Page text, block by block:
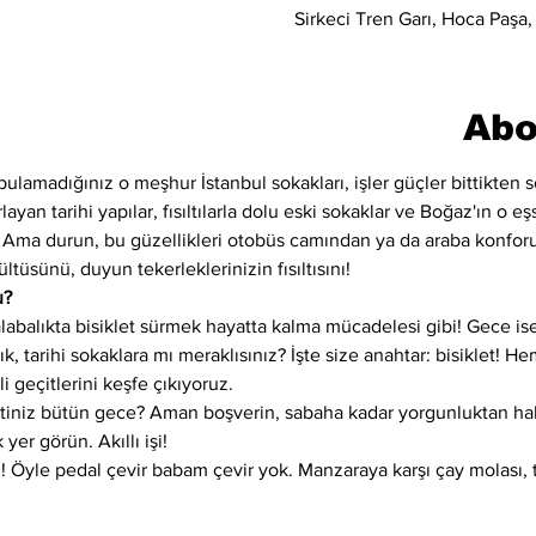
Sirkeci Tren Garı, Hoca
o meşhur İstanbul sokakları, işler güçler
tarihi yapılar, fısıltılarla dolu eski sokaklar ve Boğaz'ın o
durun, bu güzellikleri otobüs camından ya da araba
duyun tekerleklerinizin fısıltısını!
kalabalıkta bisiklet sürmek hayatta kalma mücadelesi gibi! Gece
tarihi sokaklara mı meraklısınız? İşte size anahtar: bisiklet!
geçitlerini keşfe çıkıyoruz.
bütün gece? Aman boşverin, sabaha kadar yorgunluktan
görün. Akıllı işi!
Öyle pedal çevir babam çevir yok. Manzaraya karşı çay